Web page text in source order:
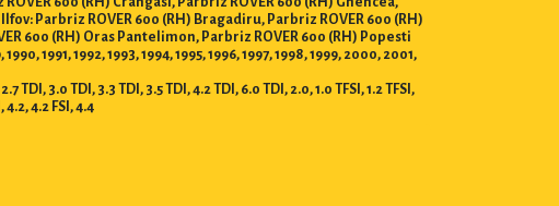
Parbriz ROVER 600 (RH) Bragadiru, Parbriz ROVER 600 (RH)
600 (RH) Oras Pantelimon, Parbriz ROVER 600 (RH) Popesti
1991, 1992, 1993, 1994, 1995, 1996, 1997, 1998, 1999, 2000, 2001,
3.0 TDI, 3.3 TDI, 3.5 TDI, 4.2 TDI, 6.0 TDI, 2.0, 1.0 TFSI, 1.2 TFSI,
4.2, 4.2 FSI, 4.4